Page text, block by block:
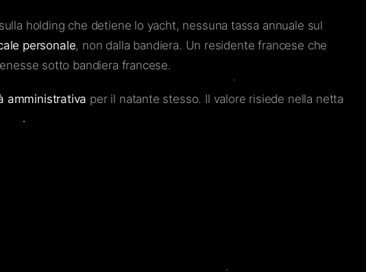
holding che detiene lo yacht, nessuna tassa annuale sul
personale, non dalla bandiera. Un residente francese che
sotto bandiera francese.
amministrativa per il natante stesso. Il valore risiede nella netta